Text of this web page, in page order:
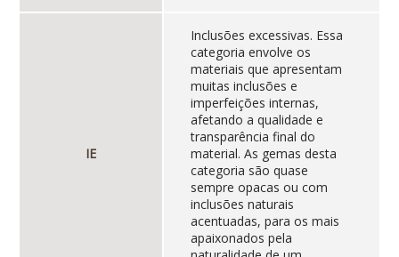
IE
Inclusões excessivas. Essa
categoria envolve os
materiais que apresentam
muitas inclusões e
imperfeições internas,
afetando a qualidade e
transparência final do
material. As gemas desta
categoria são quase
sempre opacas ou com
inclusões naturais
acentuadas, para os mais
apaixonados pela